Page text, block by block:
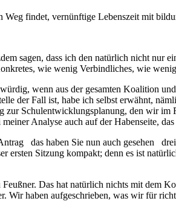
findet, vernünftige Lebenszeit mit
sagen, dass ich den natürlich nicht nur
wie wenig Verbindliches, wie
wenn aus der gesamten Koalition
der Fall ist, habe ich selbst erwähnt,
zur Schulentwicklungsplanung, den wir
Analyse auch auf der Habenseite,
das haben Sie nun auch gesehen
ersten Sitzung kompakt; denn es ist
Das hat natürlich nichts mit dem
Wir haben aufgeschrieben, was wir für